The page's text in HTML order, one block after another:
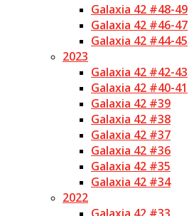
Galaxia 42 #48-49
Galaxia 42 #46-47
Galaxia 42 #44-45
2023
Galaxia 42 #42-43
Galaxia 42 #40-41
Galaxia 42 #39
Galaxia 42 #38
Galaxia 42 #37
Galaxia 42 #36
Galaxia 42 #35
Galaxia 42 #34
2022